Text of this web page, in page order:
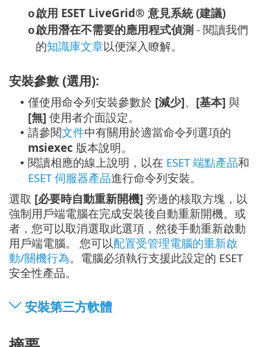
o啟用 ESET LiveGrid® 意見系統 (建議)
o啟用潛在不需要的應用程式偵測 - 閱讀我們
的知識庫文章以便深入瞭解。
安裝參數 (選用):
• 僅使用命令列安裝參數於 [減少]、 [基本] 與
[無] 使用者介面設定。
• 請參閱文件中有關用於適當命令列選項的
msiexec 版本說明。
• 閱讀相應的線上說明，以在 ESET 端點產品和
ESET 伺服器產品進行命令列安裝。
選取 [必要時自動重新開機] 旁邊的核取方塊，以
強制用戶端電腦在完成安裝後自動重新開機。或
者，您可以取消選取此選項，然後手動重新啟動
用戶端電腦。 您可以配置受管理電腦的重新啟
動/關機行為。電腦必須執行支援此設定的 ESET
安全性產品。
安裝第三方軟體